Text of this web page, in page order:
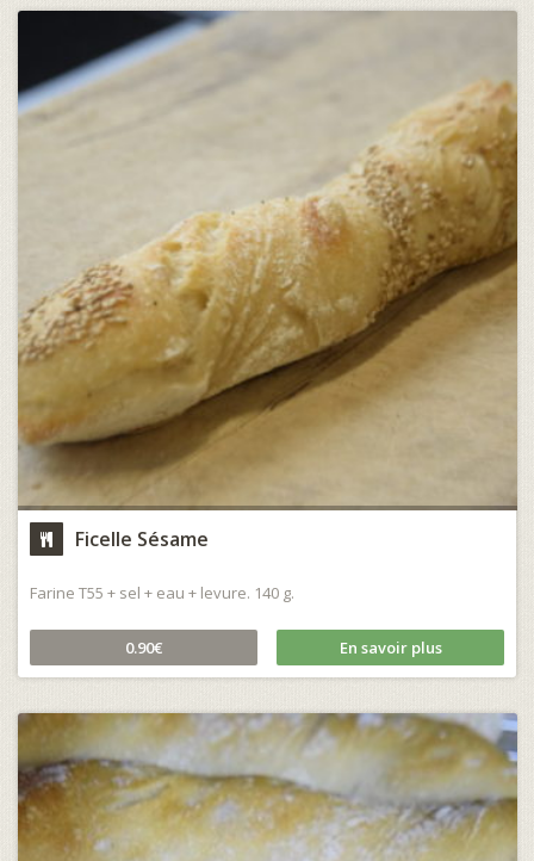
Ficelle Sésame
Farine T55 + sel + eau + levure. 140 g.
0.90€ En savoir plus